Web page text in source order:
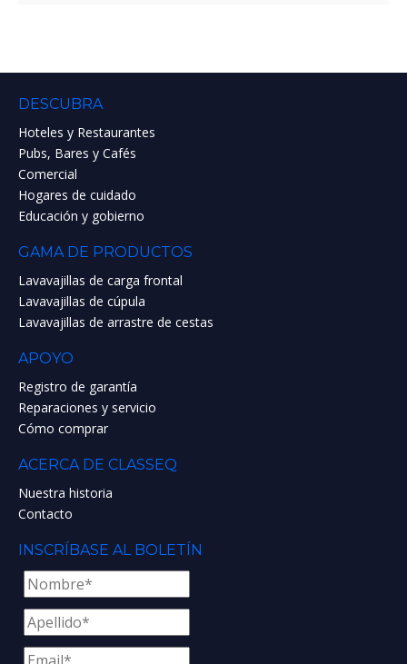
DESCUBRA
Hoteles y Restaurantes
Pubs, Bares y Cafés
Comercial
Hogares de cuidado
Educación y gobierno
GAMA DE PRODUCTOS
Lavavajillas de carga frontal
Lavavajillas de cúpula
Lavavajillas de arrastre de cestas
APOYO
Registro de garantía
Reparaciones y servicio
Cómo comprar
ACERCA DE CLASSEQ
Nuestra historia
Contacto
INSCRÍBASE AL BOLETÍN